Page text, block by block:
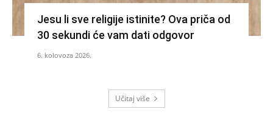
Jesu li sve religije istinite? Ova priča od
30 sekundi će vam dati odgovor
6. kolovoza 2026.
Učitaj više